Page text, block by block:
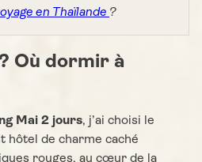
en Thaïlande ?
Où dormir à
Mai 2 jours, j’ai choisi le
hôtel de charme caché
rouges, au cœur de la